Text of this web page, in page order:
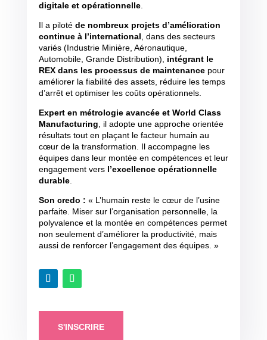
digitale et opérationnelle.
Il a piloté de nombreux projets d’amélioration
continue à l’international , dans des secteurs
variés (Industrie Minière, Aéronautique,
Automobile, Grande Distribution), intégrant le
REX dans les processus de maintenancepour
améliorer la fiabilité des assets, réduire les temps
d’arrêt et optimiser les coûts opérationnels.
Expert en métrologie avancée et World Class
Manufacturing , il adopte une approche orientée
résultats tout en plaçant le facteur humain au
cœur de la transformation. Il accompagne les
équipes dans leur montée en compétences et leur
engagement vers l’excellence opérationnelle
durable.
Son credo : « L’humain reste le cœur de l’usine
parfaite. Miser sur l’organisation personnelle, la
polyvalence et la montée en compétences permet
non seulement d’améliorer la productivité, mais
aussi de renforcer l’engagement des équipes. »
S'INSCRIRE